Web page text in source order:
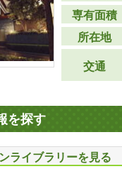
専有面積
所在地
交通
を探す
ライブラリーを見る